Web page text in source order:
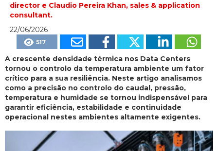
director e Claudio Pereira Khan, sales & application
consultant.
22/06/2026
517
A crescente densidade térmica nos Data Centers
tornou o controlo da temperatura ambiente um fator
crítico para a sua resiliência. Neste artigo analisamos
como a precisão no controlo do caudal, pressão,
temperatura e humidade se tornou indispensável para
garantir eficiência, estabilidade e continuidade
operacional nestes ambientes altamente exigentes.